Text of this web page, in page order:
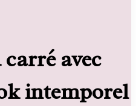
avec
intemporel